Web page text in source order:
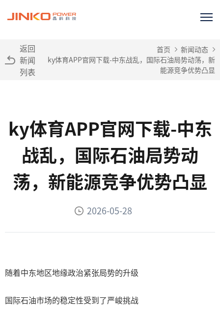
返回
新闻
列表
首页
新闻动态
ky体育APP官网下载-中东战乱，国际石油局势动荡，新
能源竞争优势凸显
ky体育APP官网下载-中东
战乱，国际石油局势动
荡，新能源竞争优势凸显
2026-05-28
随着中东地区地缘政治紧张局势的升级
国际石油市场的稳定性受到了严峻挑战